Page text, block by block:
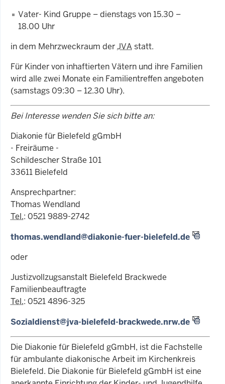
Vater- Kind Gruppe – dienstags von 15.30 –
18.00 Uhr
in dem Mehrzweckraum derJVAstatt.
Für Kinder von inhaftierten Vätern und ihre Familien
wird alle zwei Monate ein Familientreffen angeboten
(samstags 09:30 – 12.30 Uhr).
Bei Interesse wenden Sie sich bitte an:
Diakonie für Bielefeld gGmbH
- Freiräume -
Schildescher Straße 101
33611 Bielefeld
Ansprechpartner:
Thomas Wendland
Tel.: 0521 9889-2742
thomas.wendland@diakonie-fuer-bielefeld.de
oder
Justizvollzugsanstalt Bielefeld Brackwede
Familienbeauftragte
Tel.: 0521 4896-325
Sozialdienst@jva-bielefeld-brackwede.nrw.de
Die Diakonie für Bielefeld gGmbH, ist die Fachstelle
für ambulante diakonische Arbeit im Kirchenkreis
Bielefeld. Die Diakonie für Bielefeld gGmbH ist eine